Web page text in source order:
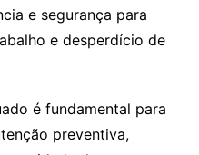
e segurança para
e desperdício de
é fundamental para
preventiva,